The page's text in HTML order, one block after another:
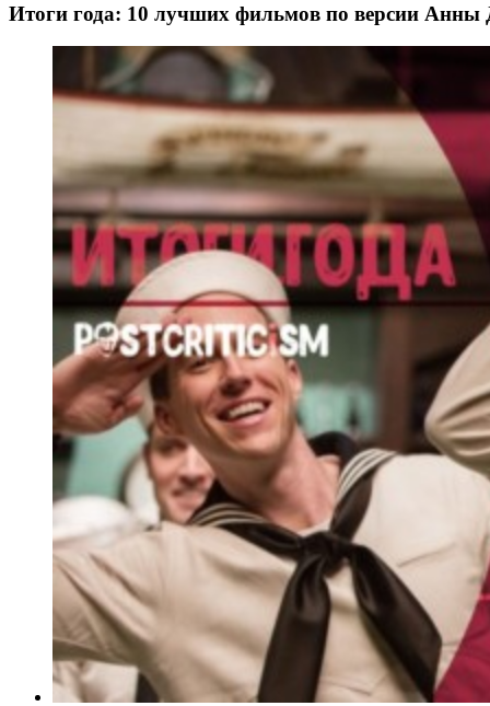
Итоги года: 10 лучших фильмов по версии Анны